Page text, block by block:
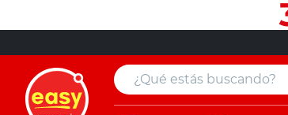
¿Qué estás buscando?